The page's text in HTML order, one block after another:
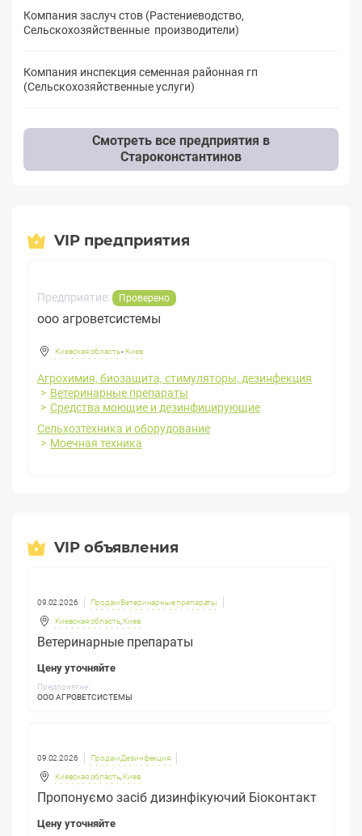
Компания заслуч стов (Растениеводство,
Сельскохозяйственные производители)
Компания инспекция семенная районная гп
(Сельскохозяйственные услуги)
Смотреть все предприятия в
Староконстантинов
VIP предприятия
Предприятие: Проверено
ооо агроветсистемы
Киевская область- Киев
Агрохимия, биозащита, стимуляторы, дезинфекция
Ветеринарные препараты
Средства моющие и дезинфицирующие
Сельхозтехника и оборудование
Моечная техника
VIP объявления
09.02.2026 Продам Ветеринарные препараты
Киевская область, Киев
Ветеринарные препараты
Цену уточняйте
Предприятие:
ООО АГРОВЕТСИСТЕМЫ
09.02.2026 Продам Дезинфекция
Киевская область, Киев
Пропонуємо засіб дизинфікуючий Біоконтакт
Цену уточняйте